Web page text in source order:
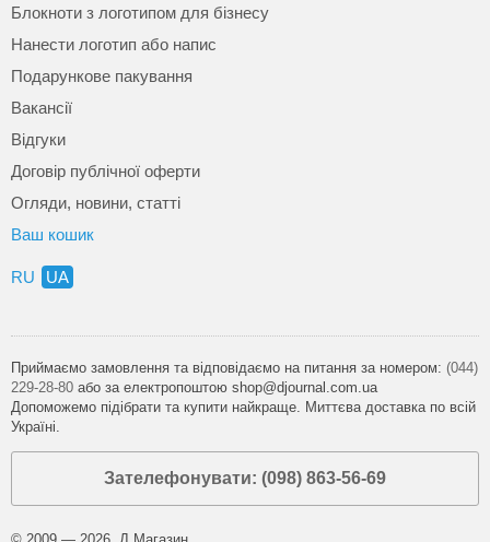
Блокноти з логотипом для бізнесу
Нанести логотип або напис
Подарункове пакування
Вакансії
Відгуки
Договір публічної оферти
Огляди, новини, статті
Ваш кошик
RU UA
Приймаємо замовлення та відповідаємо на питання за номером: (044)
229-28-80 або за електропоштою shop@djournal.com.ua
Допоможемо підібрати та купити найкраще. Миттєва доставка по всій
Україні.
Зателефонувати: (098) 863-56-69